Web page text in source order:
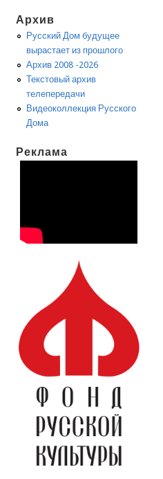
Архив
Русский Дом будущее
вырастает из прошлого
Архив 2008 -2026
Текстовый архив
телепередачи
Видеоколлекция Русского
Дома
Реклама